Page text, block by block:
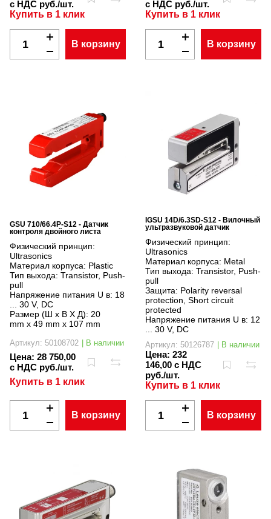
с НДС руб./шт.
Купить в 1 клик
В корзину
с НДС руб./шт.
Купить в 1 клик
В корзину
GSU 710/66.4P-S12 - Датчик
контроля двойного листа
Физический принцип:
Ultrasonics
Материал корпуса: Plastic
Тип выхода: Transistor, Push-
pull
Напряжение питания U в: 18
... 30 V, DC
Размер (Ш x В X Д): 20
mm x 49 mm x 107 mm
Артикул: 50108702 | В наличии
Цена: 28 750,00
с НДС руб./шт.
Купить в 1 клик
В корзину
IGSU 14D/6.3SD-S12 - Вилочный
ультразвуковой датчик
Физический принцип:
Ultrasonics
Материал корпуса: Metal
Тип выхода: Transistor, Push-
pull
Защита: Polarity reversal
protection, Short circuit
protected
Напряжение питания U в: 12
... 30 V, DC
Артикул: 50126787 | В наличии
Цена: 232
146,00 с НДС
руб./шт.
Купить в 1 клик
В корзину